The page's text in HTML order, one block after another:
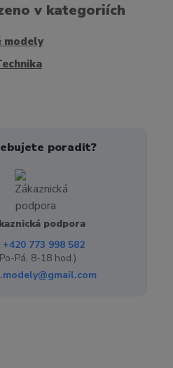
v kategoriích
modely
poradit?
podpora
+420 773 998 582
Pá, 8-18 hod.)